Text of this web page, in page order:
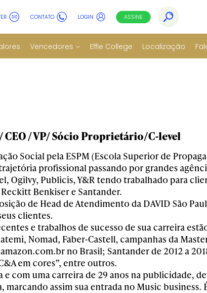
CONTATO LOGIN ASSINE
Vencedores Effie College Localização
CEO / VP/ Sócio Proprietário/C-level
Social pela ESPM (Escola Superior de
profissional passando por grandes
Ogilvy, Publicis, Y&R tendo trabalhado para
Benkiser e Santander.
de Head de Atendimento da DAVID São
clientes.
e trabalhos de sucesso de sua carreira
Nomad, Faber-Castell, campanhas da
no Brasil; Santander de 2012 a
em cores”, entre outros.
e com uma carreira de 29 anos na publicidade,
marcando assim sua entrada no Music business.